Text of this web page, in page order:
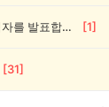
💰[당첨자 발표] 우리 동네 썰전 12회차 당첨자를 발표합니다! [1]
[31]